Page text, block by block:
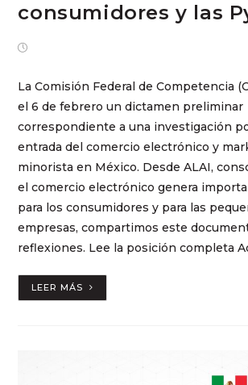
consumidores y las
La Comisión Federal de Competencia
el 6 de febrero un dictamen preliminar
correspondiente a una investigación
entrada del comercio electrónico y
minorista en México. Desde ALAI,
el comercio electrónico genera
para los consumidores y para las
empresas, compartimos este
reflexiones. Lee la posición completa
LEER MÁS